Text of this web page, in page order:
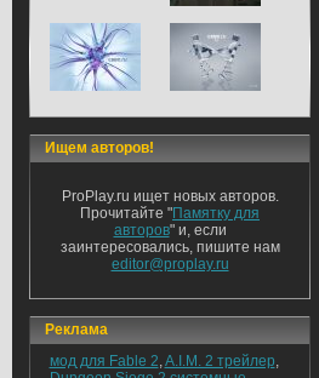
Ищем авторов!
ProPlay.ru ищет новых авторов.
Прочитайте "Памятку для
авторов" и, если
заинтересовались, пишите нам
editor@proplay.ru
Реклама
мод для Fable 2,A.I.M. 2 трейлер,